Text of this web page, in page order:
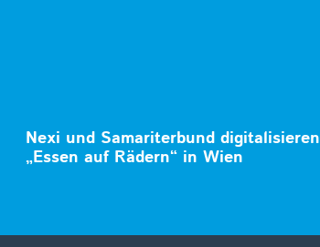
Nexi und Samariterbund digitalisieren
„Essen auf Rädern“ in Wien